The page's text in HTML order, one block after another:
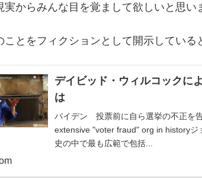
からみんな目を覚まして欲しいと思い
ことをフィクションとして開示している
デイビッド・ウィルコックに
は
バイデン 投票前に自ら選挙の不正を
extensive "voter fraud" org in historyジ
史の中で最も広範で包括...